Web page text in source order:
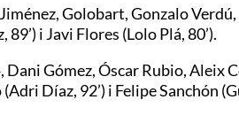
Golobart, Gonzalo
i Javi Flores (Lolo Plá, 80’).
Gómez, Óscar Rubio, Aleix
Díaz, 92’) i Felipe Sanchón